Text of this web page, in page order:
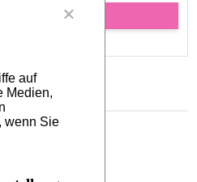
×
auf
Medien,
wenn Sie